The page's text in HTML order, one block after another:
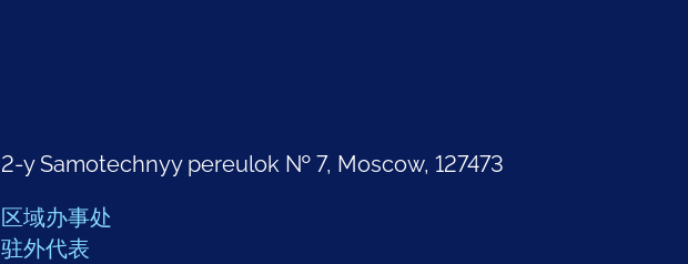
2-y Samotechnyy pereulok № 7, Moscow, 127473
区域办事处
驻外代表